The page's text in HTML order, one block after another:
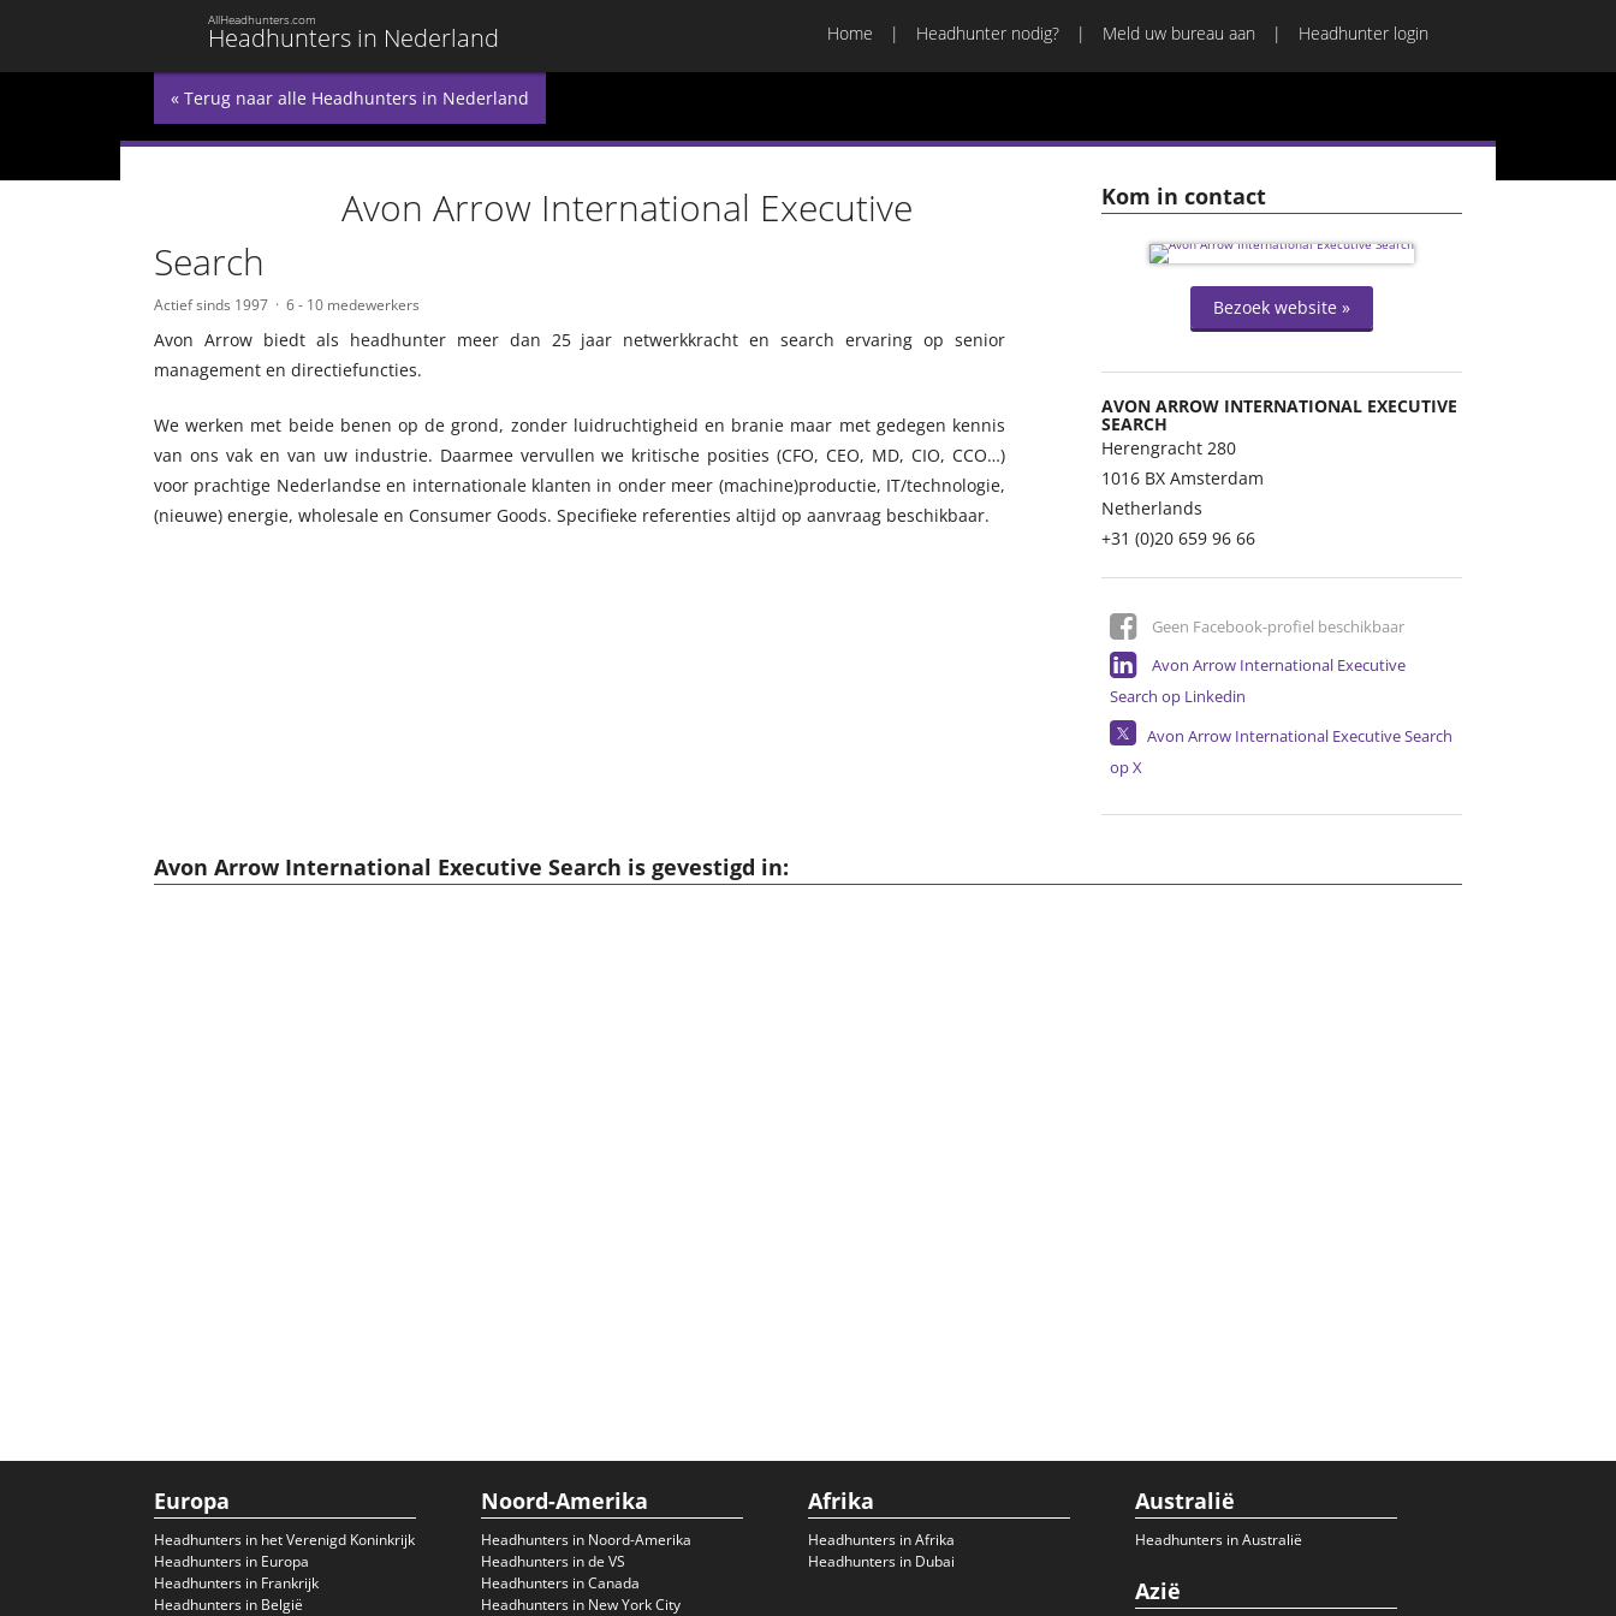
Headhunters in Nederland
AllHeadhunters.com
Home Headhunter nodig? Meld uw bureau aan Headhunter login
« Terug naar alle Headhunters in Nederland
Kom in contact
Bezoek website »
AVON ARROW INTERNATIONAL EXECUTIVE
SEARCH
Herengracht 280
1016 BX Amsterdam
Netherlands
+31 (0)20 659 96 66
Geen Facebook-profiel beschikbaar
Avon Arrow International Executive
Search op Linkedin
Avon Arrow International Executive Search
op X
Avon Arrow International Executive
Search
Actief sinds 1997 6 - 10 medewerkers
Avon Arrow biedt als headhunter meer dan 25 jaar netwerkkracht en search ervaring op senior
management en directiefuncties.
We werken met beide benen op de grond, zonder luidruchtigheid en branie maar met gedegen kennis
van ons vak en van uw industrie. Daarmee vervullen we kritische posities (CFO, CEO, MD, CIO, CCO…)
voor prachtige Nederlandse en internationale klanten in onder meer (machine)productie, IT/technologie,
(nieuwe) energie, wholesale en Consumer Goods. Specifieke referenties altijd op aanvraag beschikbaar.
Avon Arrow International Executive Search is gevestigd in:
Europa
Headhunters in het Verenigd Koninkrijk
Headhunters in Europa
Headhunters in Frankrijk
Headhunters in België
Noord-Amerika
Headhunters in Noord-Amerika
Headhunters in de VS
Headhunters in Canada
Headhunters in New York City
Afrika
Headhunters in Afrika
Headhunters in Dubai
Australië
Headhunters in Australië
Azië